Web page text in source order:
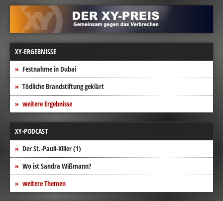
XY-ERGEBNISSE
Festnahme in Dubai
Tödliche Brandstiftung geklärt
weitere Ergebnisse
XY-PODCAST
Der St.-Pauli-Killer (1)
Wo ist Sandra Wißmann?
weitere Themen